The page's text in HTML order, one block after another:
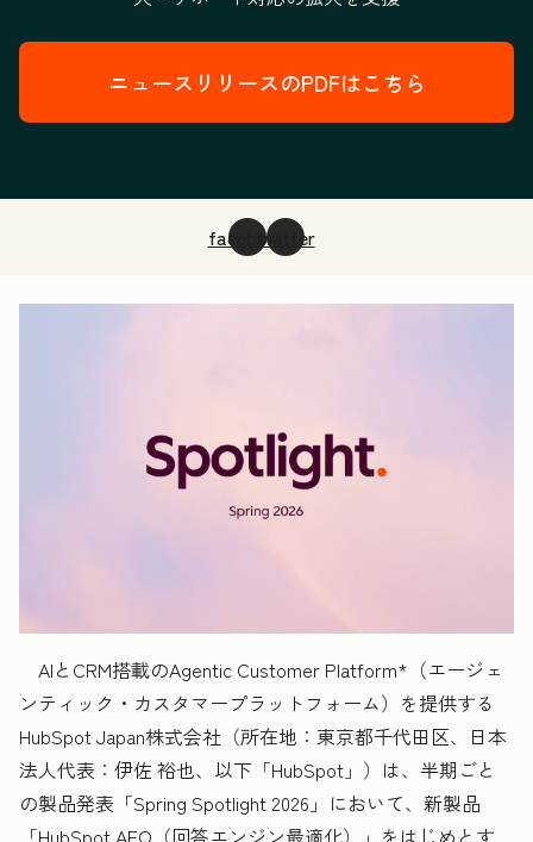
ニュースリリースのPDFはこちら
facebooktwitter
AIとCRM搭載のAgentic Customer Platform*（エージェ
ンティック・カスタマープラットフォーム）を提供する
HubSpot Japan株式会社（所在地：東京都千代田区、日本
法人代表：伊佐 裕也、以下「HubSpot」）は、半期ごと
の製品発表「Spring Spotlight 2026」において、新製品
「HubSpot AEO（回答エンジン最適化）」をはじめとす